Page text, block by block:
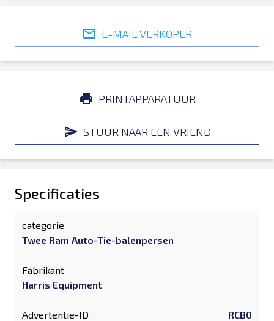
E-MAIL VERKOPER
PRINTAPPARATUUR
STUUR NAAR EEN VRIEND
Specificaties
categorie
Twee Ram Auto-Tie-balenpersen
Fabrikant
Harris Equipment
Advertentie-ID RCB0